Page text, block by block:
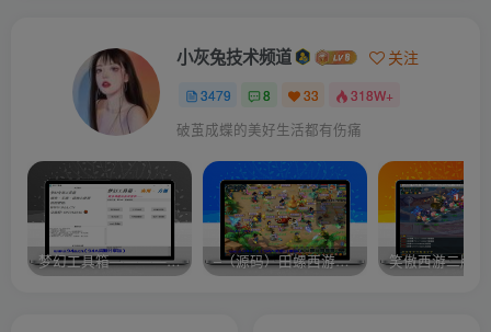
小灰兔技术频道 关注
3479 8 33 318W+
破茧成蝶的美好生活都有伤痛
梦幻工具箱————-免费 –（源码）田螺西游9.0 假人摆摊18门派飞升渡劫化圣助战最新BB谛听…. 笑傲西游二版-